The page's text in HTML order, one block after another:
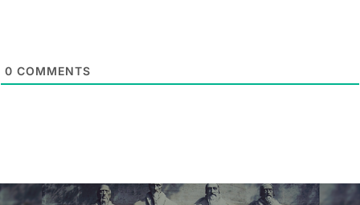
0 COMMENTS
Post